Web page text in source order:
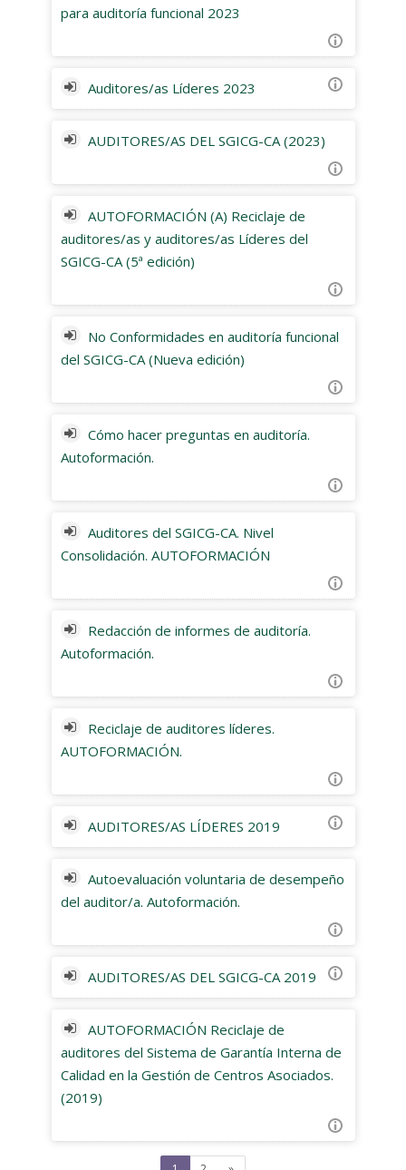
para auditoría funcional 2023
Auditores/as Líderes 2023
AUDITORES/AS DEL SGICG-CA (2023)
AUTOFORMACIÓN (A) Reciclaje de
auditores/as y auditores/as Líderes del
SGICG-CA (5ª edición)
No Conformidades en auditoría funcional
del SGICG-CA (Nueva edición)
Cómo hacer preguntas en auditoría.
Autoformación.
Auditores del SGICG-CA. Nivel
Consolidación. AUTOFORMACIÓN
Redacción de informes de auditoría.
Autoformación.
Reciclaje de auditores líderes.
AUTOFORMACIÓN.
AUDITORES/AS LÍDERES 2019
Autoevaluación voluntaria de desempeño
del auditor/a. Autoformación.
AUDITORES/AS DEL SGICG-CA 2019
AUTOFORMACIÓN Reciclaje de
auditores del Sistema de Garantía Interna de
Calidad en la Gestión de Centros Asociados.
(2019)